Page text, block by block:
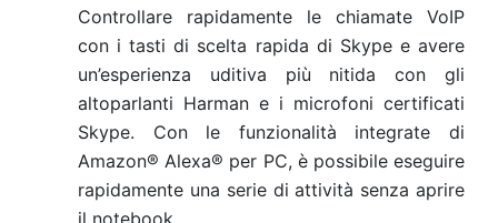
Controllare rapidamente le chiamate VoIP
con i tasti di scelta rapida di Skype e avere
un’esperienza uditiva più nitida con gli
altoparlanti Harman e i microfoni certificati
Skype. Con le funzionalità integrate di
Amazon® Alexa® per PC, è possibile eseguire
rapidamente una serie di attività senza aprire
il notebook.